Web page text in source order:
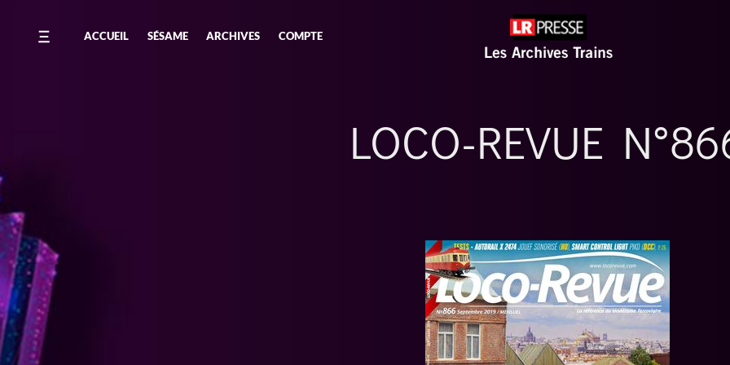
ACCUEIL SÉSAME ARCHIVES COMPTE
LOCO-REVUE